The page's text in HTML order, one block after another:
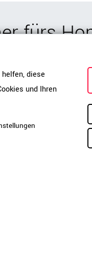
fürs
8 Stunden rückengesund
sitzen
Die höhenverstellbare
Synchronmechanik
diese
und Ihren